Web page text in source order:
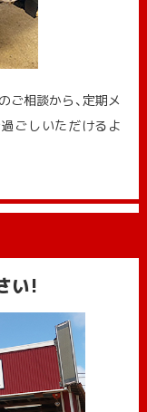
ご相談から、定期メ
ごしいただけるよ
い!